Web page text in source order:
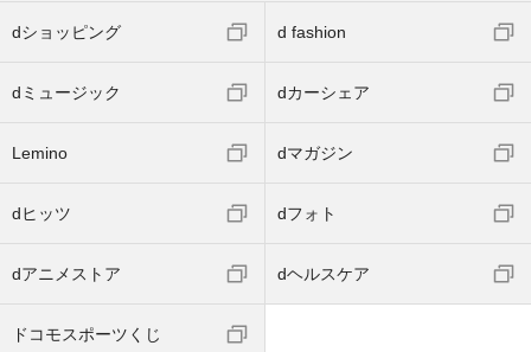
dショッピング d fashion
dミュージック dカーシェア
Lemino dマガジン
dヒッツ dフォト
dアニメストア dヘルスケア
ドコモスポーツくじ